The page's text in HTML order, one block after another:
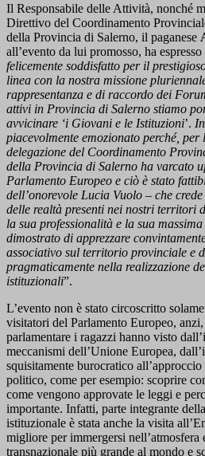
Il Responsabile delle Attività, nonché
Direttivo del Coordinamento
della Provincia di Salerno, il paganese
all’evento da lui promosso, ha
felicemente soddisfatto per il
linea con la nostra missione
rappresentanza e di raccordo dei
attivi in Provincia di Salerno stiamo
avvicinare ‘i Giovani e le Istituzioni’.
piacevolmente emozionato perché,
delegazione del Coordinamento
della Provincia di Salerno ha varcato
Parlamento Europeo e ciò è stato
dell’onorevole Lucia Vuolo – che
delle realtà presenti nei nostri territori
la sua professionalità e la sua
dimostrato di apprezzare
associativo sul territorio provinciale e
pragmaticamente nella realizzazione
istituzionali”.
L’evento non è stato circoscritto
visitatori del Parlamento Europeo, anzi,
parlamentare i ragazzi hanno visto
meccanismi dell’Unione Europea,
squisitamente burocratico
politico, come per esempio: scoprire
come vengono approvate le leggi e
importante. Infatti, parte integrante
istituzionale è stata anche la visita
migliore per immergersi nell’atmosfera
transnazionale più grande al mondo e